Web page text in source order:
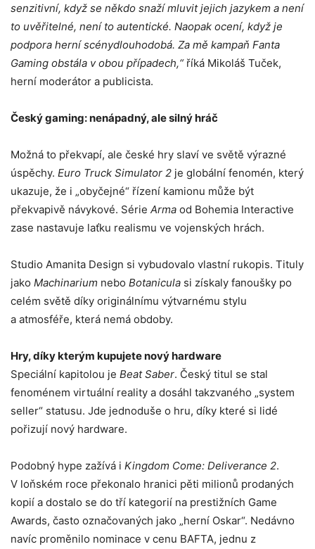
senzitivní, když se někdo snaží mluvit jejich jazykem a není
to uvěřitelné, není to autentické. Naopak ocení, když je
podpora herní scénydlouhodobá. Za mě kampaň Fanta
Gaming obstála v obou případech,“říká Mikoláš Tuček,
herní moderátor a publicista.
Český gaming: nenápadný, ale silný hráč
Možná to překvapí, ale české hry slaví ve světě výrazné
úspěchy. Euro Truck Simulator 2 je globální fenomén, který
ukazuje, že i „obyčejné“ řízení kamionu může být
překvapivě návykové. Série Arma od Bohemia Interactive
zase nastavuje laťku realismu ve vojenských hrách.
Studio Amanita Design si vybudovalo vlastní rukopis. Tituly
jako Machinarium nebo Botanicula si získaly fanoušky po
celém světě díky originálnímu výtvarnému stylu
a atmosféře, která nemá obdoby.
Hry, díky kterým kupujete nový hardware
Speciální kapitolou je Beat Saber. Český titul se stal
fenoménem virtuální reality a dosáhl takzvaného „system
seller“ statusu. Jde jednoduše o hru, díky které si lidé
pořizují nový hardware.
Podobný hype zažívá i Kingdom Come: Deliverance 2.
V loňském roce překonalo hranici pěti milionů prodaných
kopií a dostalo se do tří kategorií na prestižních Game
Awards, často označovaných jako „herní Oskar“. Nedávno
navíc proměnilo nominace v cenu BAFTA, jednu z